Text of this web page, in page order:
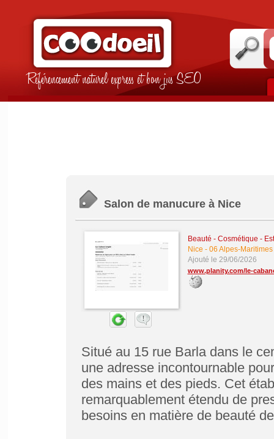
Référencement naturel express et bon jus SEO
Salon de manucure à Nice
Beauté - Cosmétique -
Nice - 06 Alpes-Maritimes
Ajouté le 29/06/2026
www.planity.com/le-
Situé au 15 rue Barla dans le
une adresse incontournable
des mains et des pieds. Cet
remarquablement étendu de
besoins en matière de beauté